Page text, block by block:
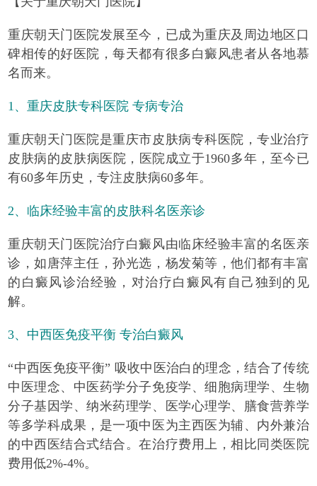
重庆朝天门医院发展至今，已成为重庆及周边地区口
碑相传的好医院，每天都有很多白癜风患者从各地慕
名而来。
1、重庆皮肤专科医院 专病专治
重庆朝天门医院是重庆市皮肤病专科医院，专业治疗
皮肤病的皮肤病医院，医院成立于1960多年，至今已
有60多年历史，专注皮肤病60多年。
2、临床经验丰富的皮肤科名医亲诊
重庆朝天门医院治疗白癜风由临床经验丰富的名医亲
诊，如唐萍主任，孙光选，杨发菊等，他们都有丰富
的白癜风诊治经验，对治疗白癜风有自己独到的见
解。
3、中西医免疫平衡 专治白癜风
“中西医免疫平衡” 吸收中医治白的理念，结合了传统
中医理念、中医药学分子免疫学、细胞病理学、生物
分子基因学、纳米药理学、医学心理学、膳食营养学
等多学科成果，是一项中医为主西医为辅、内外兼治
的中西医结合式结合。在治疗费用上，相比同类医院
费用低2%-4%。